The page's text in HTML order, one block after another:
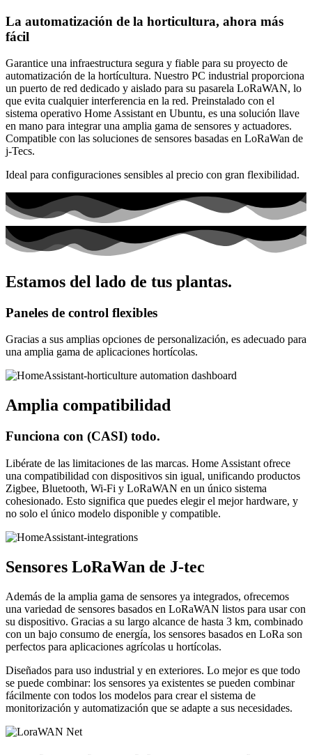
La automatización de la horticultura, ahora más
fácil
Garantice una infraestructura segura y fiable para su proyecto de
automatización de la hortícultura. Nuestro PC industrial proporciona
un puerto de red dedicado y aislado para su pasarela LoRaWAN, lo
que evita cualquier interferencia en la red. Preinstalado con el
sistema operativo Home Assistant en Ubuntu, es una solución llave
en mano para integrar una amplia gama de sensores y actuadores.
Compatible con las soluciones de sensores basadas en LoRaWan de
j-Tecs.
Ideal para configuraciones sensibles al precio con gran flexibilidad.
Estamos del lado de tus plantas.
Paneles de control flexibles
Gracias a sus amplias opciones de personalización, es adecuado para
una amplia gama de aplicaciones hortícolas.
Amplia compatibilidad
Funciona con (CASI) todo.
Libérate de las limitaciones de las marcas. Home Assistant ofrece
una compatibilidad con dispositivos sin igual, unificando productos
Zigbee, Bluetooth, Wi-Fi y LoRaWAN en un único sistema
cohesionado. Esto significa que puedes elegir el mejor hardware, y
no solo el único modelo disponible y compatible.
Sensores LoRaWan de J-tec
Además de la amplia gama de sensores ya integrados, ofrecemos
una variedad de sensores basados en LoRaWAN listos para usar con
su dispositivo. Gracias a su largo alcance de hasta 3 km, combinado
con un bajo consumo de energía, los sensores basados en LoRa son
perfectos para aplicaciones agrícolas u hortícolas.
Diseñados para uso industrial y en exteriores. Lo mejor es que todo
se puede combinar: los sensores ya existentes se pueden combinar
fácilmente con todos los modelos para crear el sistema de
monitorización y automatización que se adapte a sus necesidades.